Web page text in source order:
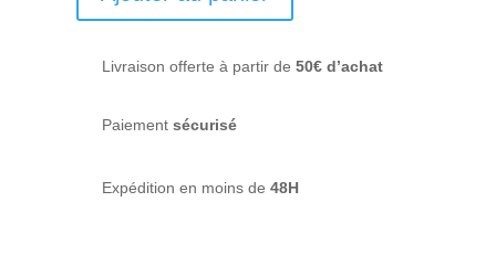
quantité
Livraison offerte à partir de 50€ d’achat
Paiement sécurisé
Expédition en moins de 48H